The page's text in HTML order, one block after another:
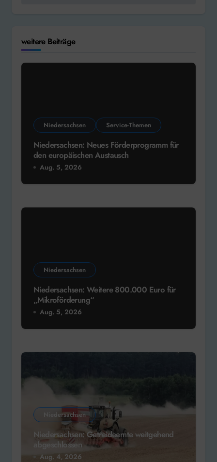
weitere Beiträge
Niedersachsen Service-Themen
Niedersachsen: Neues Förderprogramm für
den europäischen Austausch
Aug. 5, 2026
Niedersachsen
Niedersachsen: Weitere 800.000 Euro für
„Mikroförderung“
Aug. 5, 2026
Niedersachsen
Niedersachsen: Getreideernte weitgehend
abgeschlossen
Aug. 4, 2026